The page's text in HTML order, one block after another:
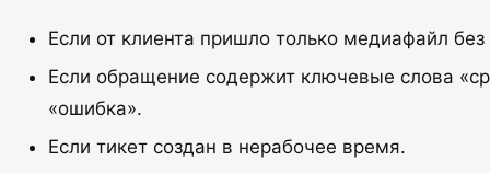
Если от клиента пришло только медиафайл без
Если обращение содержит ключевые слова
«ошибка».
Если тикет создан в нерабочее время.